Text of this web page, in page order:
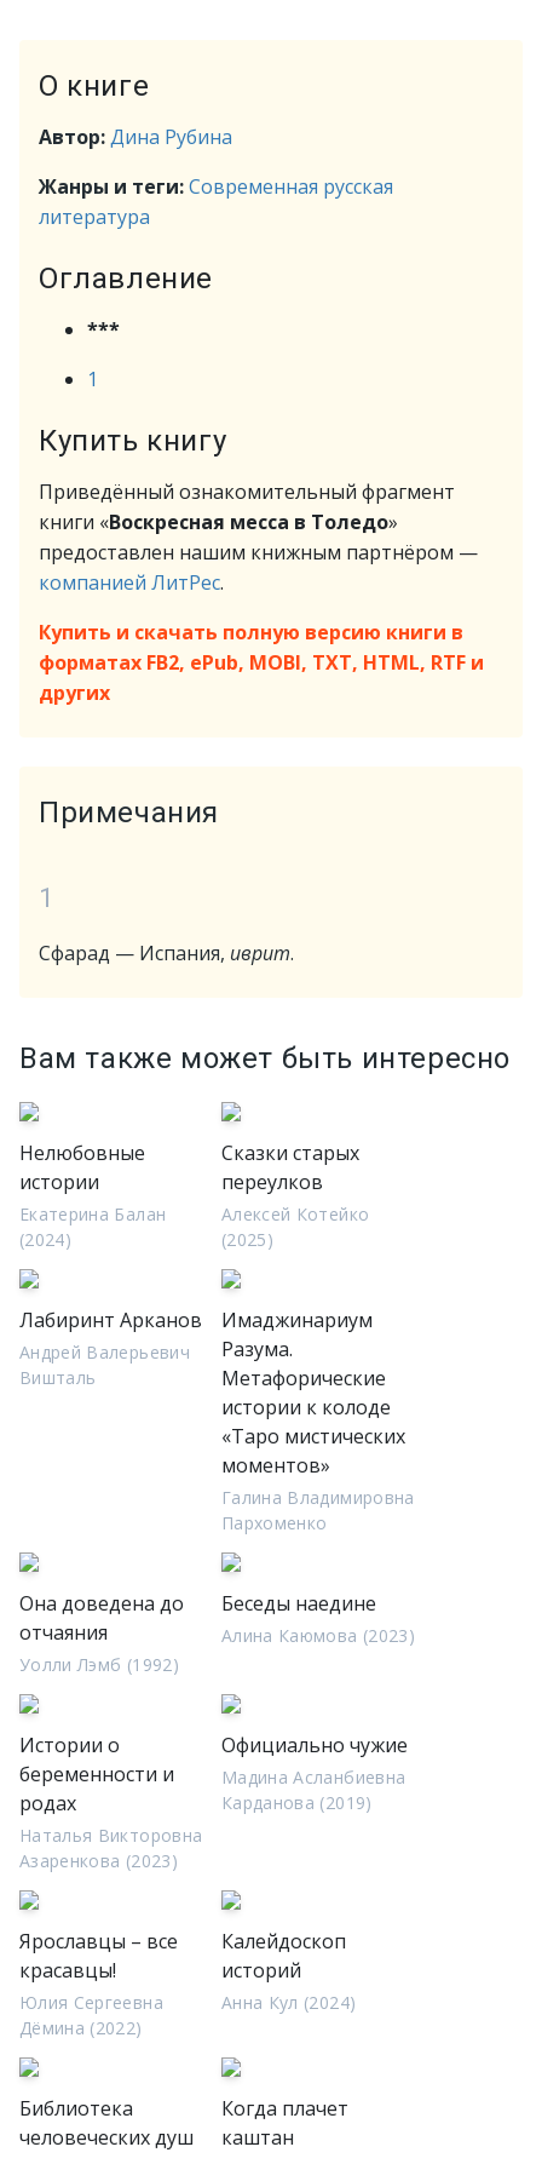
О книге
Автор:Дина Рубина
Жанры и теги:Современная русская
литература
Оглавление
***
1
Купить книгу
Приведённый ознакомительный фрагмент
книги «Воскресная месса в Толедо»
предоставлен нашим книжным партнёром —
компанией ЛитРес.
Купить и скачать полную версию книги в
форматах FB2, ePub, MOBI, TXT, HTML, RTF и
других
Примечания
1
Сфарад — Испания, иврит.
Вам также может быть интересно
Нелюбовные
истории
Екатерина Балан
(2024)
Сказки старых
переулков
Алексей Котейко
(2025)
Лабиринт Арканов
Андрей Валерьевич
Вишталь
Имаджинариум
Разума.
Метафорические
истории к колоде
«Таро мистических
моментов»
Галина Владимировна
Пархоменко
Она доведена до
отчаяния
Уолли Лэмб (1992)
Беседы наедине
Алина Каюмова (2023)
Истории о
беременности и
родах
Наталья Викторовна
Азаренкова (2023)
Официально чужие
Мадина Асланбиевна
Карданова (2019)
Ярославцы – все
красавцы!
Юлия Сергеевна
Дёмина (2022)
Калейдоскоп
историй
Анна Кул (2024)
Библиотека
человеческих душ
Когда плачет
каштан